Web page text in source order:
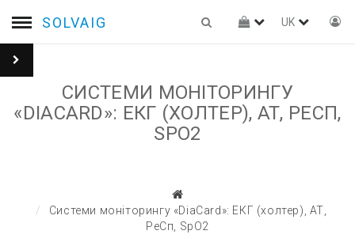
SOLVAIG UK
СИСТЕМИ МОНІТОРИНГУ
«DIACARD»: ЕКГ (ХОЛТЕР), АТ, РЕСП,
SPO2
Системи моніторингу «DiaCard»: ЕКГ (холтер), АТ,
РеСп, SpO2